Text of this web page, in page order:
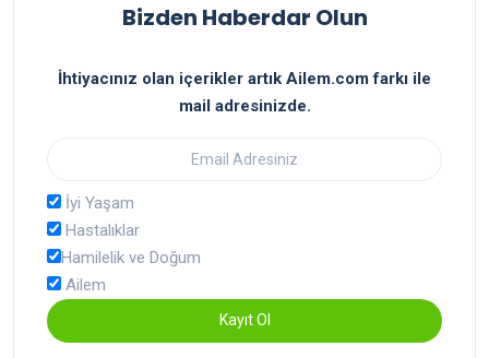
Bizden Haberdar Olun
İhtiyacınız olan içerikler artık Ailem.com farkı ile
mail adresinizde.
İyi Yaşam
Hastalıklar
Hamilelik ve Doğum
Ailem
Kayıt Ol